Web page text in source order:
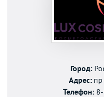
Город:
Адрес:
Телефон:8-